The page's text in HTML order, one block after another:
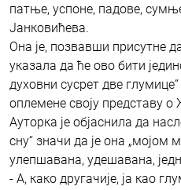
патње, успоне, падове,
Јанковићева.
Она је, позвавши присутне
указала да ће ово бити
духовни сусрет две
оплемене своју представу о
Ауторка је објаснила да
сну“ значи да је она „мојом
улепшавана, удешавана,
- А, како другачије, ја као